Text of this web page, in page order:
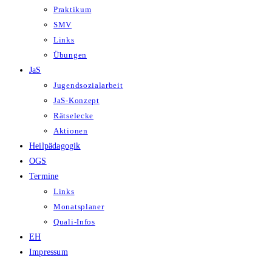
Praktikum
SMV
Links
Übungen
JaS
Jugendsozialarbeit
JaS-Konzept
Rätselecke
Aktionen
Heilpädagogik
OGS
Termine
Links
Monatsplaner
Quali-Infos
EH
Impressum